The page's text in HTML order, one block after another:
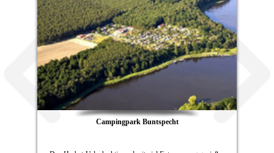
Campingpark Buntspecht